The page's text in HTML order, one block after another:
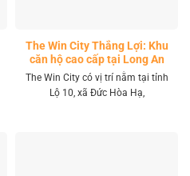
The Win City Thắng Lợi: Khu
căn hộ cao cấp tại Long An
The Win City có vị trí nằm tại tỉnh
Lộ 10, xã Đức Hòa Hạ,